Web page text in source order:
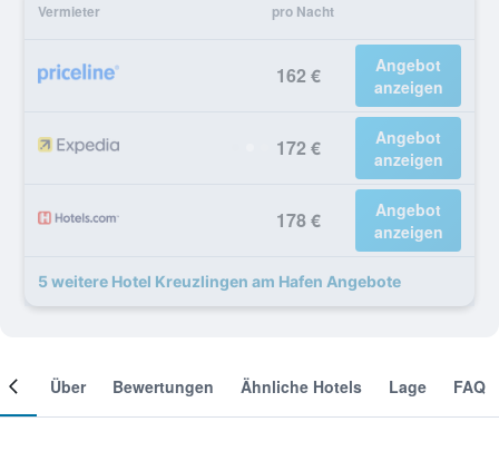
Vermieter pro Nacht
162 €
Angebot
anzeigen
172 €
Angebot
anzeigen
178 €
Angebot
anzeigen
5 weitere Hotel Kreuzlingen am Hafen Angebote
Über Bewertungen Ähnliche Hotels Lage FAQ